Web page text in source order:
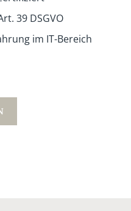
39 DSGVO
im IT-Bereich